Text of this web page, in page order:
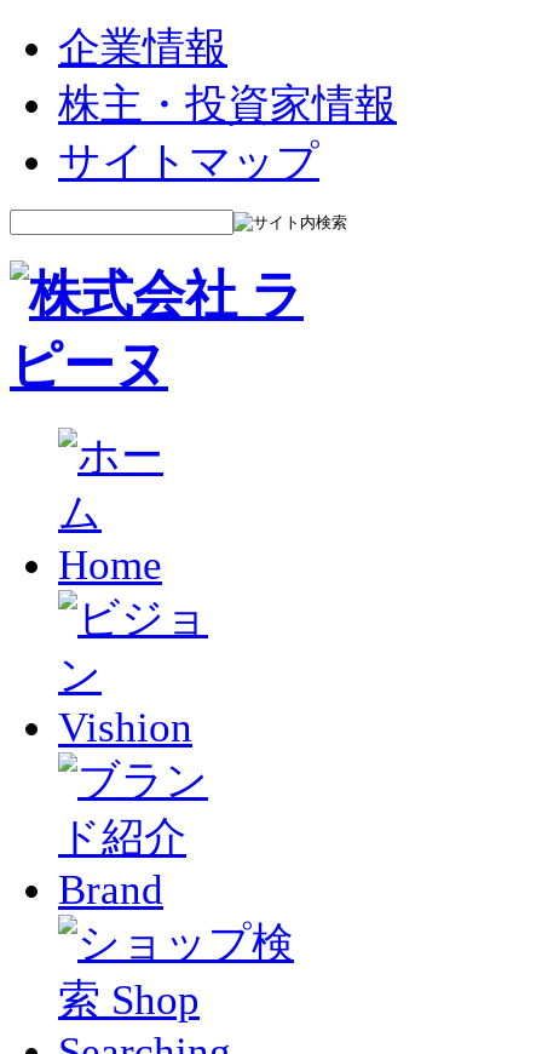
企業情報
株主・投資家情報
サイトマップ